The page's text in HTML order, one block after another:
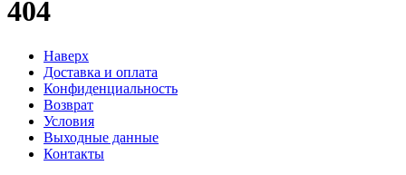
404
Наверх
Доставка и оплата
Конфиденциальность
Возврат
Условия
Выходные данные
Контакты